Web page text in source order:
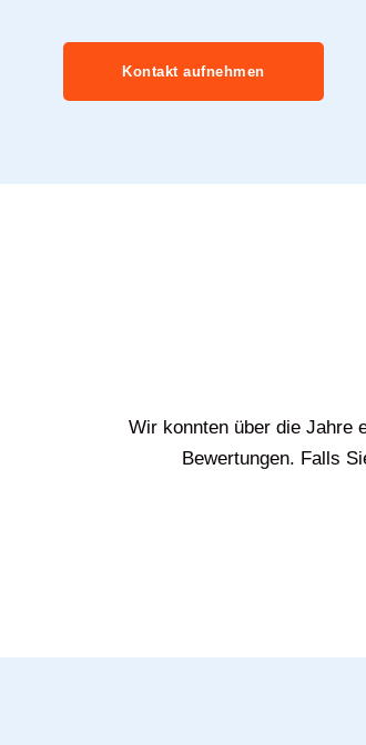
Kontakt aufnehmen
Wir konnten über die Jahre
Bewertungen. Falls